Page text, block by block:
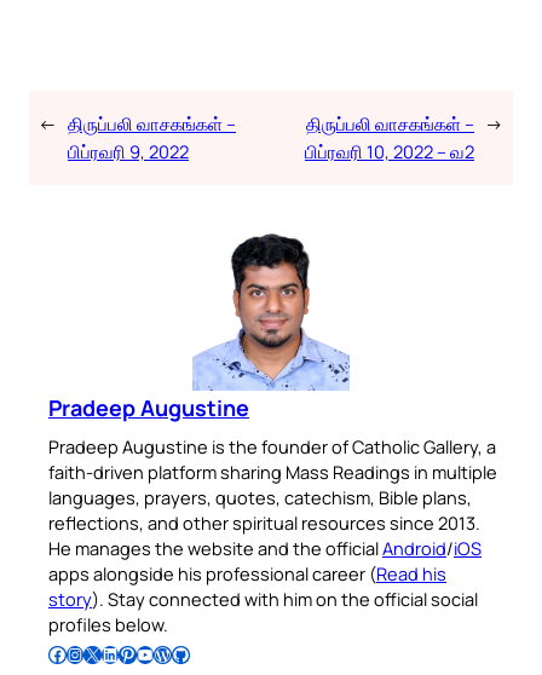
← திருப்பலி வாசகங்கள் –
பிப்ரவரி 9, 2022
திருப்பலி வாசகங்கள் –
பிப்ரவரி 10, 2022 – வ2
→
Pradeep Augustine
Pradeep Augustine is the founder of Catholic Gallery, a
faith-driven platform sharing Mass Readings in multiple
languages, prayers, quotes, catechism, Bible plans,
reflections, and other spiritual resources since 2013.
He manages the website and the officialAndroid/iOS
apps alongside his professional career (Read his
story). Stay connected with him on the official social
profiles below.
Follow Pradeep on Facebook Follow Pradeep on InstagramFollow Pradeep on X Follow Pradeep on LinkedIn Follow Pradeep on Pinterest Subscribe to Pradeep’s Youtube Channel Follow Pradeep on WordPress Follow Pradeep on GitHub